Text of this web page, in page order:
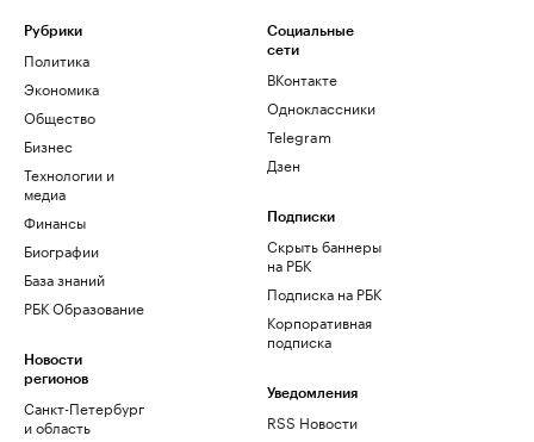
Рубрики
Политика
Экономика
Общество
Бизнес
Технологии и
медиа
Финансы
Биографии
База знаний
РБК Образование
Новости
регионов
Санкт-Петербург
и область
Социальные
сети
ВКонтакте
Одноклассники
Telegram
Дзен
Подписки
Скрыть баннеры
на РБК
Подписка на РБК
Корпоративная
подписка
Уведомления
RSS Новости